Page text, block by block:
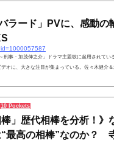
ラード」PVに、感動の
刑事・加茂伸之介」ドラマ主題歌に起用されてい
オに、大きな注目が集まっている。佐々木健介
10 Pockets
棒」歴代相棒を分析！》
“最高の相棒”なのか？